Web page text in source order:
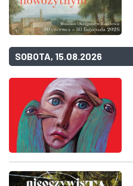
SOBOTA, 15.08.2026